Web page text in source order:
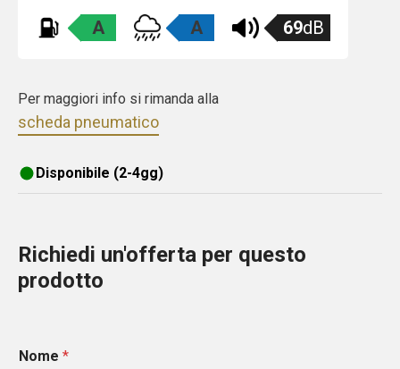
A A 69dB
Per maggiori info si rimanda alla
scheda pneumatico
Disponibile (2-4gg)
Richiedi un'offerta per questo
prodotto
Nome *